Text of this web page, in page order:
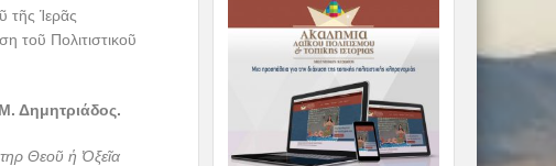
τῆς Ἱερᾶς
τοῦ Πολιτιστικοῦ
Δημητριάδος.
Θεοῦ ἡ Ὀξεῖα